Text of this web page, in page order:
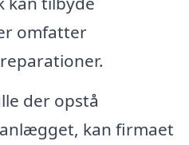
omfatter
der opstå
kan firmaet